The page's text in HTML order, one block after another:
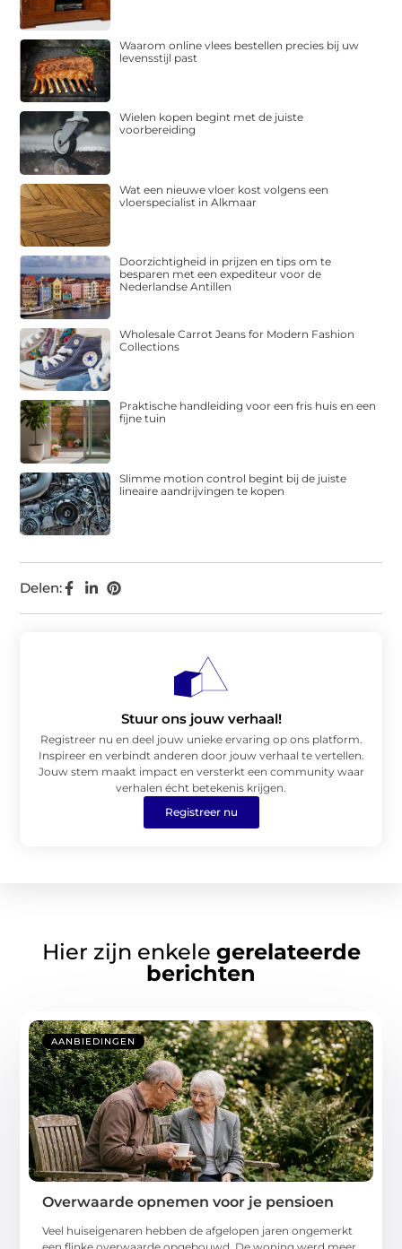
Delen:
Waarom online vlees bestellen precies bij uw
levensstijl past
Wielen kopen begint met de juiste
voorbereiding
Wat een nieuwe vloer kost volgens een
vloerspecialist in Alkmaar
Doorzichtigheid in prijzen en tips om te
besparen met een expediteur voor de
Nederlandse Antillen
Wholesale Carrot Jeans for Modern Fashion
Collections
Praktische handleiding voor een fris huis en een
fijne tuin
Slimme motion control begint bij de juiste
lineaire aandrijvingen te kopen
Stuur ons jouw verhaal!
Registreer nu en deel jouw unieke ervaring op ons platform.
Inspireer en verbindt anderen door jouw verhaal te vertellen.
Jouw stem maakt impact en versterkt een community waar
verhalen écht betekenis krijgen.
Registreer nu
Hier zijn enkele gerelateerde
berichten
AANBIEDINGEN
Overwaarde opnemen voor je pensioen
Veel huiseigenaren hebben de afgelopen jaren ongemerkt